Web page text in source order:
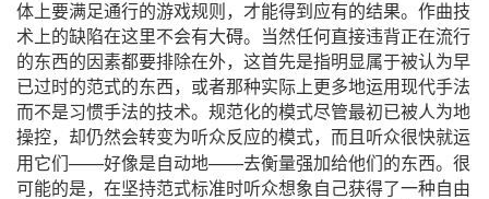
体上要满足通行的游戏规则，才能得到应有的结果。作曲技
术上的缺陷在这里不会有大碍。当然任何直接违背正在流行
的东西的因素都要排除在外，这首先是指明显属于被认为早
已过时的范式的东西，或者那种实际上更多地运用现代手法
而不是习惯手法的技术。规范化的模式尽管最初已被人为地
操控，却仍然会转变为听众反应的模式，而且听众很快就运
用它们 ——好像是自动地——去衡量强加给他们的东西。很
可能的是，在坚持范式标准时听众想象自己获得了一种自由